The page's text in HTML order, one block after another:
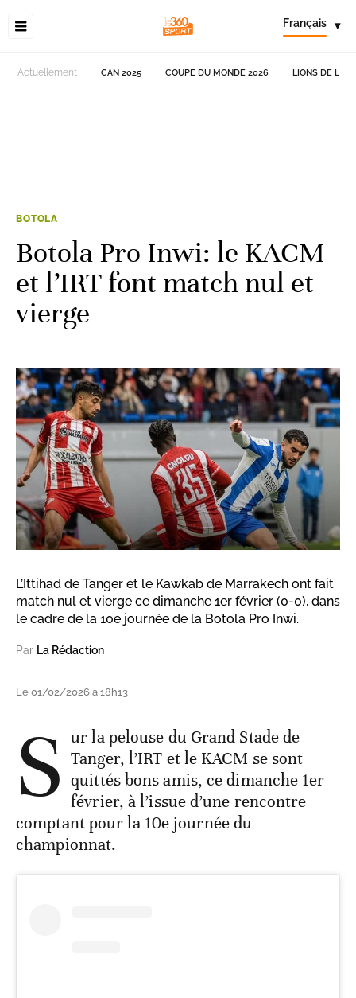
Français ▾
Actuellement CAN 2025 COUPE DU MONDE 2026 LIONS DE
BOTOLA
Botola Pro Inwi: le KACM
et l’IRT font match nul et
vierge
L’Ittihad de Tanger et le Kawkab de Marrakech ont fait
match nul et vierge ce dimanche 1er février (0-0), dans
le cadre de la 10e journée de la Botola Pro Inwi.
Par La Rédaction
Le 01/02/2026 à 18h13
S ur la pelouse du Grand Stade de
Tanger, l’IRT et le KACM se sont
quittés bons amis, ce dimanche 1er
février, à l’issue d’une rencontre
comptant pour la 10e journée du
championnat.